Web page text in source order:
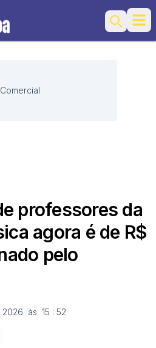
Search
Comercial
professores da
agora é de R$
pelo
às  15 : 52